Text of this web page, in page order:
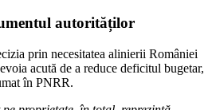
autorităților
prin necesitatea alinierii României
acută de a reduce deficitul bugetar,
în PNRR.